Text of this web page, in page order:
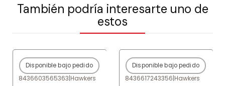
También podría interesarte uno de
estos
-80%OFF
Agotado
Disponible bajo pedido
8436603565363|Hawkers
-80%OFF
Agotado
Disponible bajo pedido
8436617243356|Hawkers